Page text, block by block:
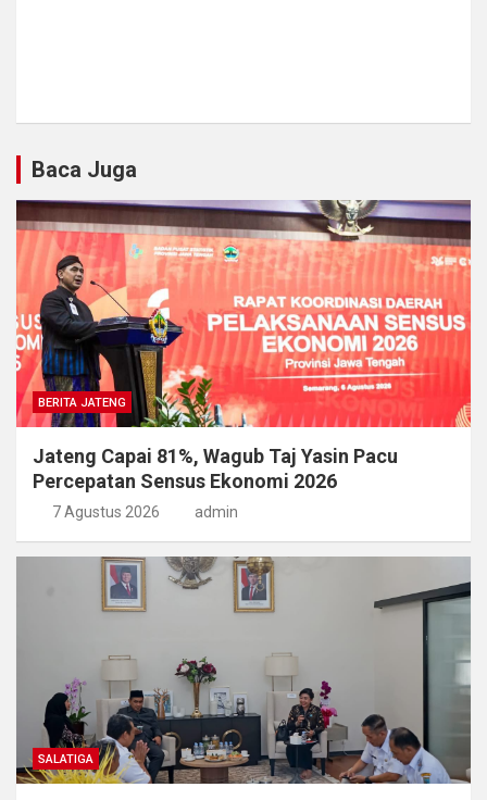
Baca Juga
BERITA JATENG
Jateng Capai 81%, Wagub Taj Yasin Pacu
Percepatan Sensus Ekonomi 2026
7 Agustus 2026 admin
SALATIGA